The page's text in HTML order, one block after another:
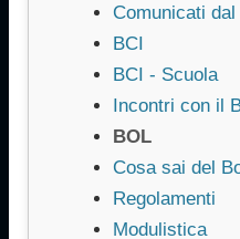
Comunicati dal
BCI
BCI - Scuola
Incontri con il
BOL
Cosa sai del
Regolamenti
Modulistica